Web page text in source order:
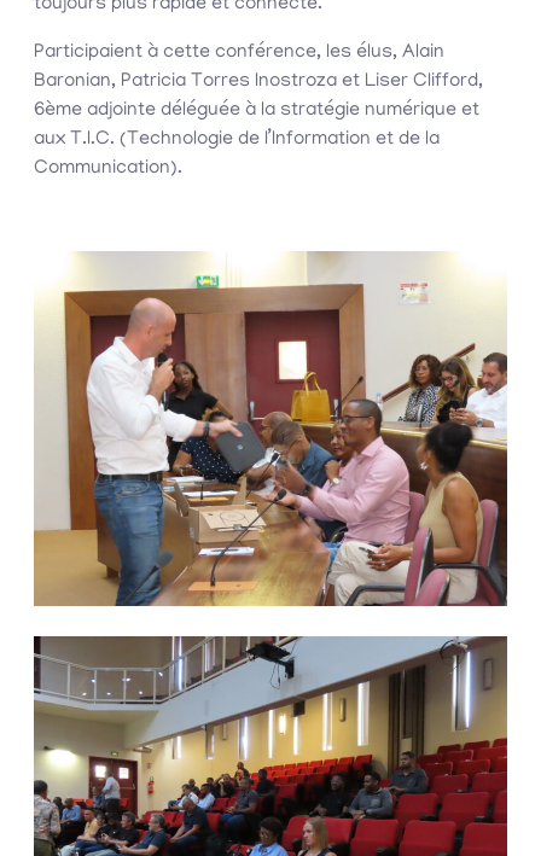
toujours plus rapide et connecté.
Participaient à cette conférence, les élus, Alain
Baronian, Patricia Torres Inostroza et Liser Clifford,
6ème adjointe déléguée à la stratégie numérique et
aux T.I.C. (Technologie de l’Information et de la
Communication).